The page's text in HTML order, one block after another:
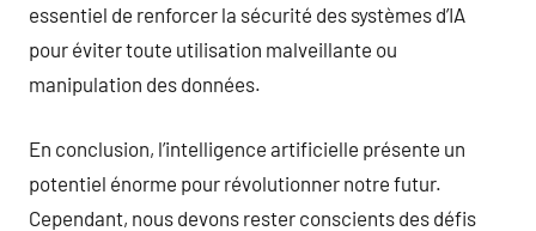
essentiel de renforcer la sécurité des systèmes d’IA
pour éviter toute utilisation malveillante ou
manipulation des données.
En conclusion, l’intelligence artificielle présente un
potentiel énorme pour révolutionner notre futur.
Cependant, nous devons rester conscients des défis